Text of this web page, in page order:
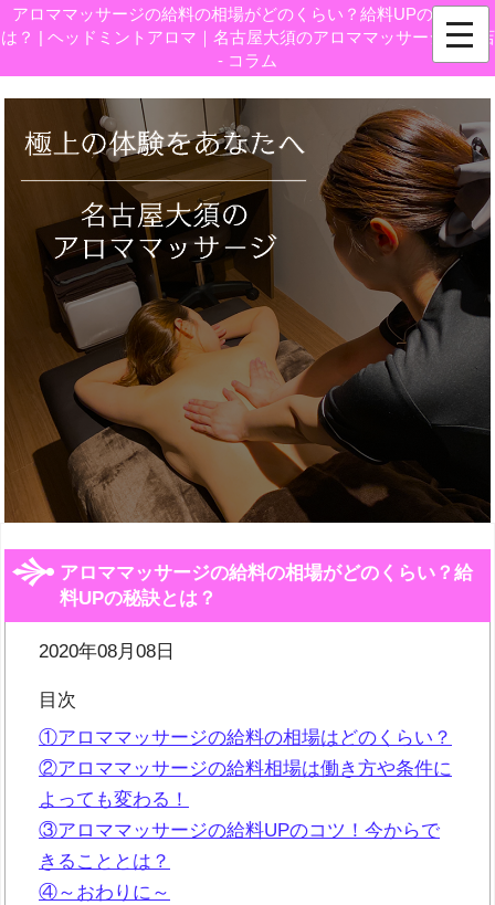
アロママッサージの給料の相場がどのくらい？給料UPの秘訣と
は？ | ヘッドミントアロマ｜名古屋大須のアロママッサージ専門店
- コラム
アロママッサージの給料の相場がどのくらい？給
料UPの秘訣とは？
2020年08月08日
目次
①アロママッサージの給料の相場はどのくらい？
②アロママッサージの給料相場は働き方や条件に
よっても変わる！
③アロママッサージの給料UPのコツ！今からで
きることとは？
④～おわりに～